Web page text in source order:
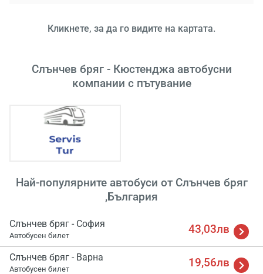
Кликнете, за да го видите на картата.
Слънчев бряг - Кюстенджа автобусни
компании с пътувание
Най-популярните автобуси от Слънчев бряг
,България
Слънчев бряг - София
Автобусен билет 43,03лв
Слънчев бряг - Варна
Автобусен билет 19,56лв